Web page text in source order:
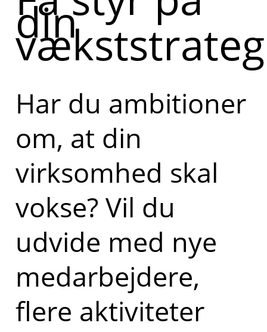
din
Har du ambitioner
om, at din
virksomhed skal
vokse? Vil du
udvide med nye
medarbejdere,
flere aktiviteter